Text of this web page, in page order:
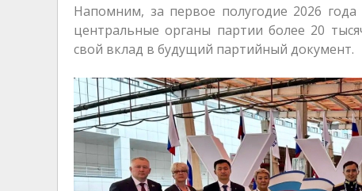
Напомним, за первое полугодие 2026
центральные органы партии более 20
свой вклад в будущий партийный документ.